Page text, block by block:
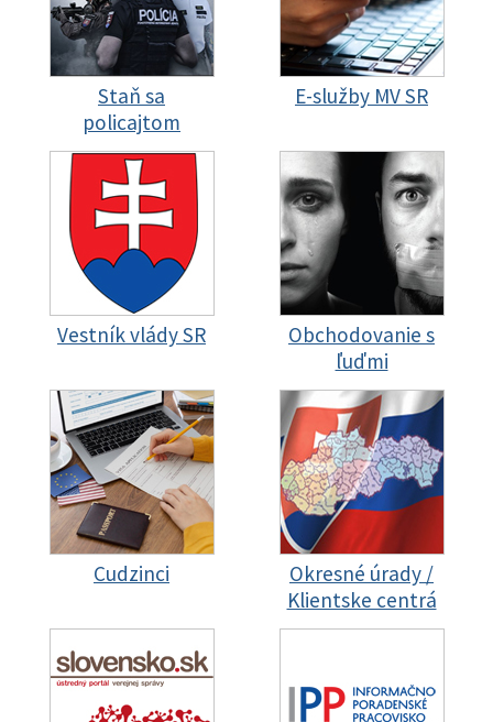
Staň sa
policajtom
E-služby MV SR
Vestník vlády SR
Obchodovanie s
ľuďmi
Cudzinci
Okresné úrady /
Klientske centrá